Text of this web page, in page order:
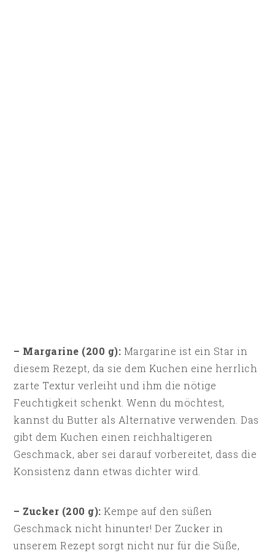
– Margarine (200 g): Margarine ist ein Star in
diesem Rezept, da sie dem Kuchen eine herrlich
zarte Textur verleiht und ihm die nötige
Feuchtigkeit schenkt. Wenn du möchtest,
kannst du Butter als Alternative verwenden. Das
gibt dem Kuchen einen reichhaltigeren
Geschmack, aber sei darauf vorbereitet, dass die
Konsistenz dann etwas dichter wird.
– Zucker (200 g): Kempe auf den süßen
Geschmack nicht hinunter! Der Zucker in
unserem Rezept sorgt nicht nur für die Süße,